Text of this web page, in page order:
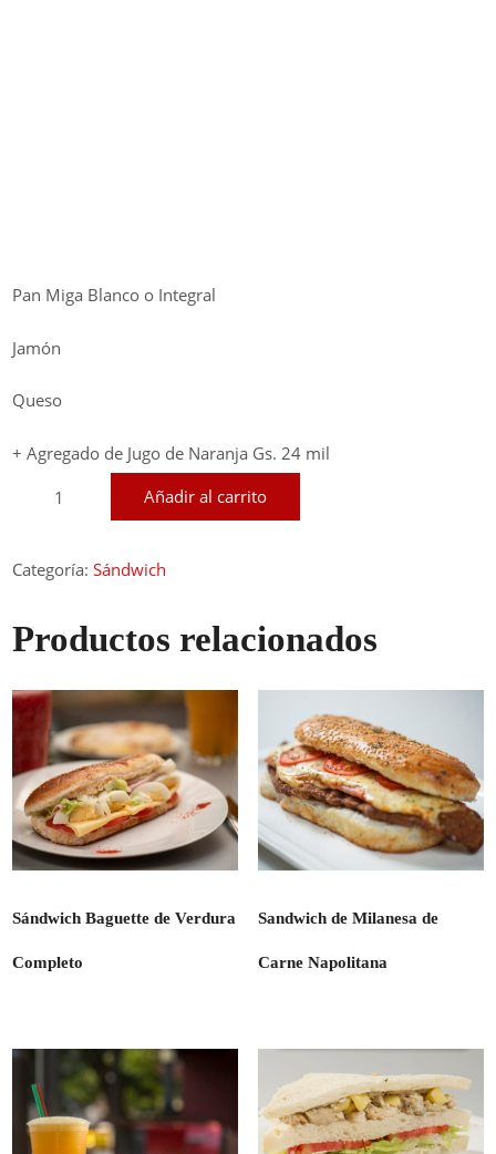
Pan Miga Blanco o Integral
Jamón
Queso
+ Agregado de Jugo de Naranja Gs. 24 mil
Añadir al carrito
Categoría:Sándwich
Productos relacionados
Sándwich Baguette de Verdura
Completo
Sandwich de Milanesa de
Carne Napolitana